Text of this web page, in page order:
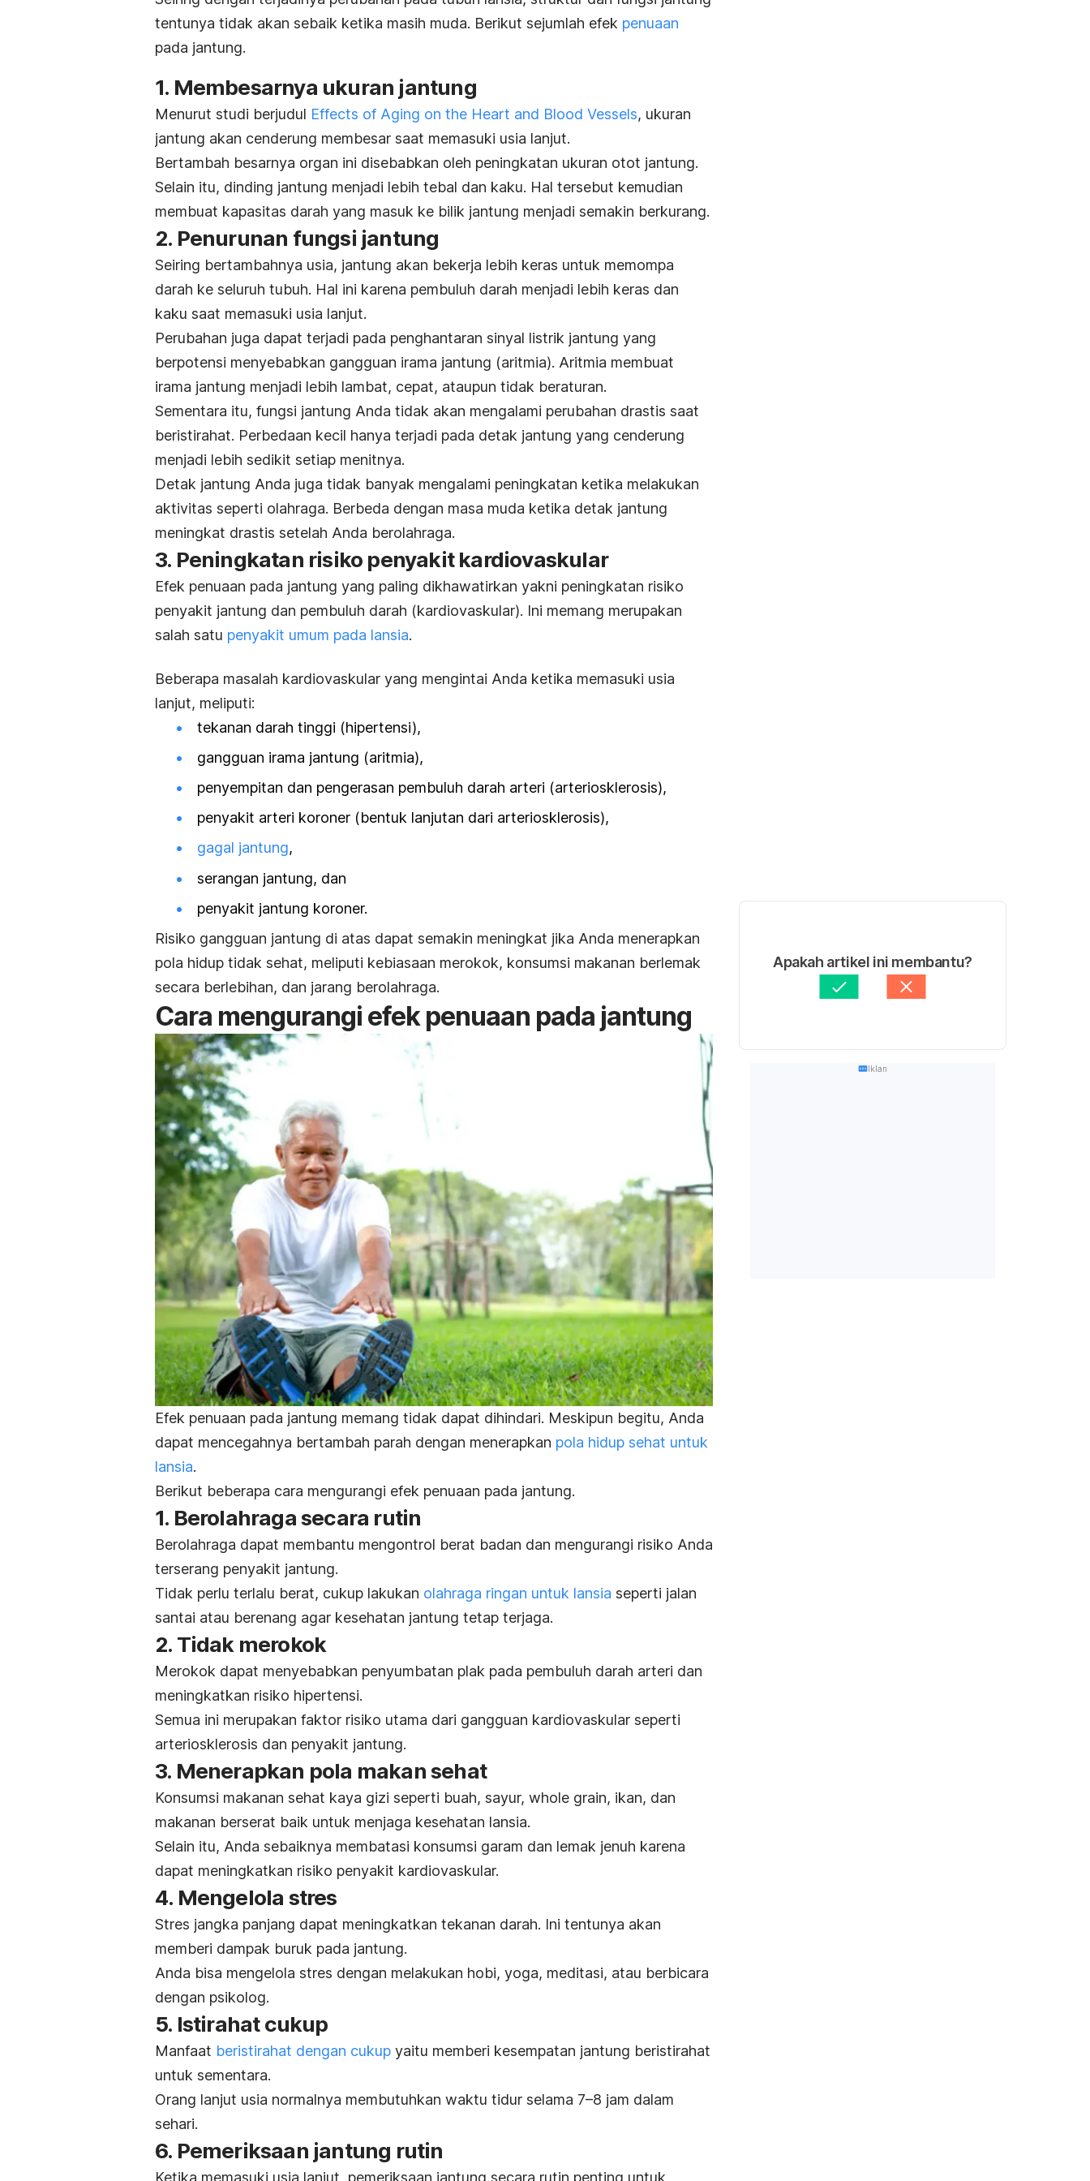
tentunya tidak akan sebaik ketika masih muda. Berikut sejumlah efek penuaan
pada jantung.
1. Membesarnya ukuran jantung
Menurut studi berjudul Effects of Aging on the Heart and Blood Vessels, ukuran
jantung akan cenderung membesar saat memasuki usia lanjut.
Bertambah besarnya organ ini disebabkan oleh peningkatan ukuran otot jantung.
Selain itu, dinding jantung menjadi lebih tebal dan kaku. Hal tersebut kemudian
membuat kapasitas darah yang masuk ke bilik jantung menjadi semakin berkurang.
2. Penurunan fungsi jantung
Seiring bertambahnya usia, jantung akan bekerja lebih keras untuk memompa
darah ke seluruh tubuh. Hal ini karena pembuluh darah menjadi lebih keras dan
kaku saat memasuki usia lanjut.
Perubahan juga dapat terjadi pada penghantaran sinyal listrik jantung yang
berpotensi menyebabkan gangguan irama jantung (aritmia). Aritmia membuat
irama jantung menjadi lebih lambat, cepat, ataupun tidak beraturan.
Sementara itu, fungsi jantung Anda tidak akan mengalami perubahan drastis saat
beristirahat. Perbedaan kecil hanya terjadi pada detak jantung yang cenderung
menjadi lebih sedikit setiap menitnya.
Detak jantung Anda juga tidak banyak mengalami peningkatan ketika melakukan
aktivitas seperti olahraga. Berbeda dengan masa muda ketika detak jantung
meningkat drastis setelah Anda berolahraga.
3. Peningkatan risiko penyakit kardiovaskular
Efek penuaan pada jantung yang paling dikhawatirkan yakni peningkatan risiko
penyakit jantung dan pembuluh darah (kardiovaskular). Ini memang merupakan
salah satu penyakit umum pada lansia.
Beberapa masalah kardiovaskular yang mengintai Anda ketika memasuki usia
lanjut, meliputi:
tekanan darah tinggi (hipertensi),
gangguan irama jantung (aritmia),
penyempitan dan pengerasan pembuluh darah arteri (arteriosklerosis),
penyakit arteri koroner (bentuk lanjutan dari arteriosklerosis),
gagal jantung,
serangan jantung, dan
penyakit jantung koroner.
Risiko gangguan jantung di atas dapat semakin meningkat jika Anda menerapkan
pola hidup tidak sehat, meliputi kebiasaan merokok, konsumsi makanan berlemak
secara berlebihan, dan jarang berolahraga.
Cara mengurangi efek penuaan pada jantung
Efek penuaan pada jantung memang tidak dapat dihindari. Meskipun begitu, Anda
dapat mencegahnya bertambah parah dengan menerapkan pola hidup sehat untuk
lansia.
Berikut beberapa cara mengurangi efek penuaan pada jantung.
1. Berolahraga secara rutin
Berolahraga dapat membantu mengontrol berat badan dan mengurangi risiko Anda
terserang penyakit jantung.
Tidak perlu terlalu berat, cukup lakukan olahraga ringan untuk lansia seperti jalan
santai atau berenang agar kesehatan jantung tetap terjaga.
2. Tidak merokok
Merokok dapat menyebabkan penyumbatan plak pada pembuluh darah arteri dan
meningkatkan risiko hipertensi.
Semua ini merupakan faktor risiko utama dari gangguan kardiovaskular seperti
arteriosklerosis dan penyakit jantung.
3. Menerapkan pola makan sehat
Konsumsi makanan sehat kaya gizi seperti buah, sayur, whole grain, ikan, dan
makanan berserat baik untuk menjaga kesehatan lansia.
Selain itu, Anda sebaiknya membatasi konsumsi garam dan lemak jenuh karena
dapat meningkatkan risiko penyakit kardiovaskular.
4. Mengelola stres
Stres jangka panjang dapat meningkatkan tekanan darah. Ini tentunya akan
memberi dampak buruk pada jantung.
Anda bisa mengelola stres dengan melakukan hobi, yoga, meditasi, atau berbicara
dengan psikolog.
5. Istirahat cukup
Manfaat beristirahat dengan cukup yaitu memberi kesempatan jantung beristirahat
untuk sementara.
Orang lanjut usia normalnya membutuhkan waktu tidur selama 7–8 jam dalam
sehari.
6. Pemeriksaan jantung rutin
Apakah artikel ini membantu?
Iklan